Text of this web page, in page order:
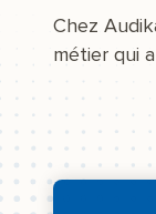
Chez
métier qui